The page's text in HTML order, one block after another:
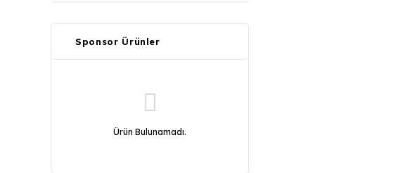
Sponsor Ürünler
Ürün Bulunamadı.